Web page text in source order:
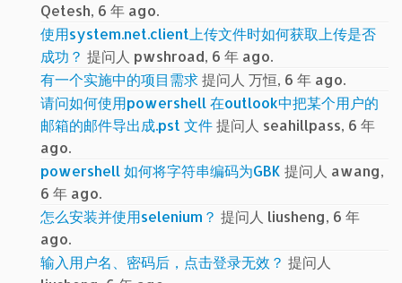
Qetesh, 6 年 ago.
使用system.net.client上传文件时如何获取上传是否
成功？ 提问人 pwshroad, 6 年 ago.
有一个实施中的项目需求提问人 万恒, 6 年 ago.
请问如何使用powershell 在outlook中把某个用户的
邮箱的邮件导出成.pst 文件提问人 seahillpass, 6 年
ago.
powershell 如何将字符串编码为GBK 提问人 awang,
6 年 ago.
怎么安装并使用selenium？ 提问人 liusheng, 6 年
ago.
输入用户名、密码后，点击登录无效？ 提问人